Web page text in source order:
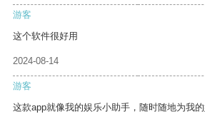
游客
这个软件很好用
2024-08-14
游客
这款app就像我的娱乐小助手，随时随地为我的